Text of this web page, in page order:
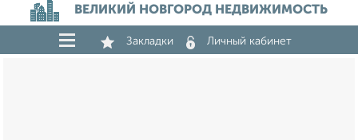
ВЕЛИКИЙ НОВГОРОД НЕДВИЖИМОСТЬ
Закладки Личный кабинет